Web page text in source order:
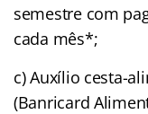
semestre com
cada mês*;
c) Auxílio cesta-
(Banricard